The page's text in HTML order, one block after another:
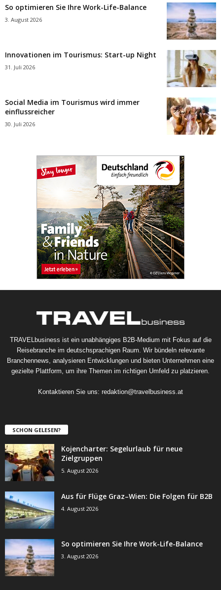
So optimieren Sie Ihre Work-Life-Balance
3. August 2026
Innovationen im Tourismus: Start-up Night
31. Juli 2026
Social Media im Tourismus wird immer
einflussreicher
30. Juli 2026
TRAVELbusiness ist ein unabhängiges B2B-Medium mit Fokus auf die
Reisebranche im deutschsprachigen Raum. Wir bündeln relevante
Branchennews, analysieren Entwicklungen und bieten Unternehmen eine
gezielte Plattform, um ihre Themen im richtigen Umfeld zu platzieren.
Kontaktieren Sie uns: redaktion@travelbusiness.at
SCHON GELESEN?
Kojencharter: Segelurlaub für neue
Zielgruppen
5. August 2026
Aus für Flüge Graz–Wien: Die Folgen für B2B
4. August 2026
So optimieren Sie Ihre Work-Life-Balance
3. August 2026